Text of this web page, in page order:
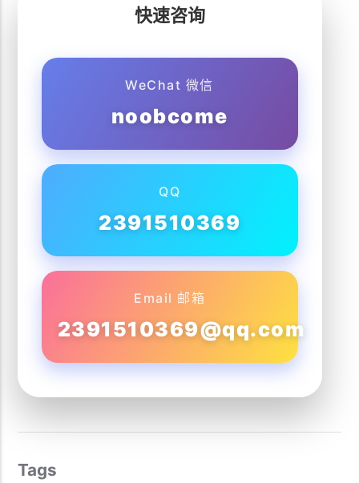
快速咨询
WeChat 微信
noobcome
QQ
2391510369
Email 邮箱
2391510369@qq.com
Tags